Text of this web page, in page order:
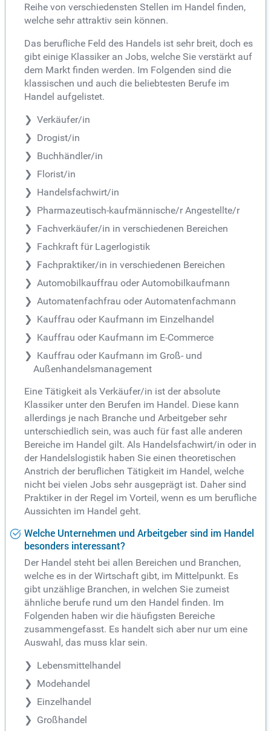
Reihe von verschiedensten Stellen im Handel finden,
welche sehr attraktiv sein können.
Das berufliche Feld des Handels ist sehr breit, doch es
gibt einige Klassiker an Jobs, welche Sie verstärkt auf
dem Markt finden werden. Im Folgenden sind die
klassischen und auch die beliebtesten Berufe im
Handel aufgelistet.
Verkäufer/in
Drogist/in
Buchhändler/in
Florist/in
Handelsfachwirt/in
Pharmazeutisch-kaufmännische/r Angestellte/r
Fachverkäufer/in in verschiedenen Bereichen
Fachkraft für Lagerlogistik
Fachpraktiker/in in verschiedenen Bereichen
Automobilkauffrau oder Automobilkaufmann
Automatenfachfrau oder Automatenfachmann
Kauffrau oder Kaufmann im Einzelhandel
Kauffrau oder Kaufmann im E-Commerce
Kauffrau oder Kaufmann im Groß- und
Außenhandelsmanagement
Eine Tätigkeit als Verkäufer/in ist der absolute
Klassiker unter den Berufen im Handel. Diese kann
allerdings je nach Branche und Arbeitgeber sehr
unterschiedlich sein, was auch für fast alle anderen
Bereiche im Handel gilt. Als Handelsfachwirt/in oder in
der Handelslogistik haben Sie einen theoretischen
Anstrich der beruflichen Tätigkeit im Handel, welche
nicht bei vielen Jobs sehr ausgeprägt ist. Daher sind
Praktiker in der Regel im Vorteil, wenn es um berufliche
Aussichten im Handel geht.
Welche Unternehmen und Arbeitgeber sind im Handel
besonders interessant?
Der Handel steht bei allen Bereichen und Branchen,
welche es in der Wirtschaft gibt, im Mittelpunkt. Es
gibt unzählige Branchen, in welchen Sie zumeist
ähnliche berufe rund um den Handel finden. Im
Folgenden haben wir die häufigsten Bereiche
zusammengefasst. Es handelt sich aber nur um eine
Auswahl, das muss klar sein.
Lebensmittelhandel
Modehandel
Einzelhandel
Großhandel